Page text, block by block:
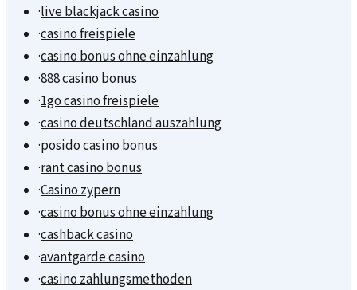
·live blackjack casino
·casino freispiele
·casino bonus ohne einzahlung
·888 casino bonus
·1go casino freispiele
·casino deutschland auszahlung
·posido casino bonus
·rant casino bonus
·Casino zypern
·casino bonus ohne einzahlung
·cashback casino
·avantgarde casino
·casino zahlungsmethoden